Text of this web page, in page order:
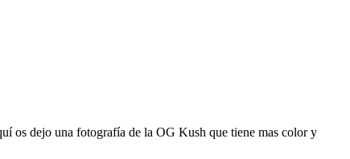
os dejo una fotografía de la OG Kush que tiene mas color y